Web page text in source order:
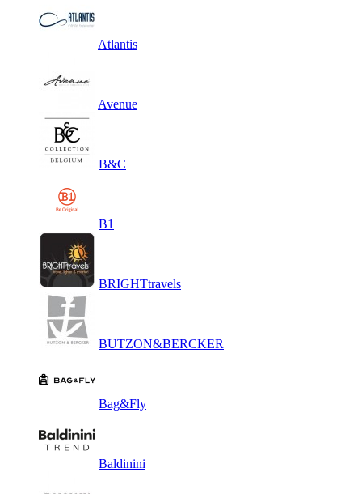
Atlantis
Avenue
B&C
B1
BRIGHTtravels
BUTZON&BERCKER
Bag&Fly
Baldinini